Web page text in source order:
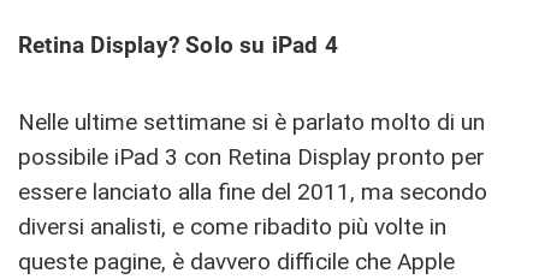
Retina Display? Solo su iPad 4
Nelle ultime settimane si è parlato molto di un
possibile iPad 3 con Retina Display pronto per
essere lanciato alla fine del 2011, ma secondo
diversi analisti, e come ribadito più volte in
queste pagine, è davvero difficile che Apple